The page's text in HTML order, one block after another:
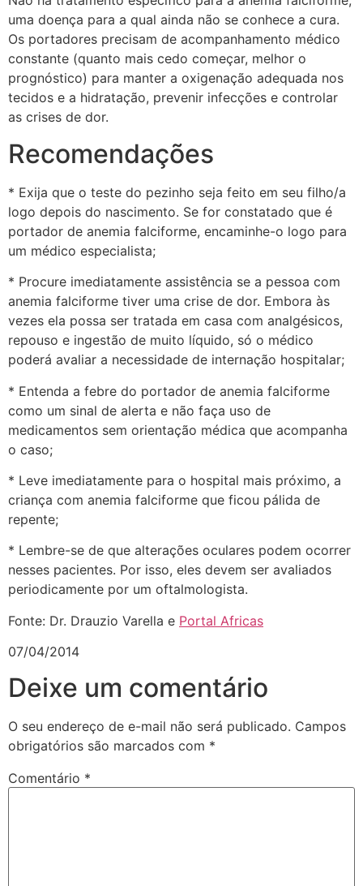
uma doença para a qual ainda não se conhece a cura.
Os portadores precisam de acompanhamento médico
constante (quanto mais cedo começar, melhor o
prognóstico) para manter a oxigenação adequada nos
tecidos e a hidratação, prevenir infecções e controlar
as crises de dor.
Recomendações
* Exija que o teste do pezinho seja feito em seu filho/a
logo depois do nascimento. Se for constatado que é
portador de anemia falciforme, encaminhe-o logo para
um médico especialista;
* Procure imediatamente assistência se a pessoa com
anemia falciforme tiver uma crise de dor. Embora às
vezes ela possa ser tratada em casa com analgésicos,
repouso e ingestão de muito líquido, só o médico
poderá avaliar a necessidade de internação hospitalar;
* Entenda a febre do portador de anemia falciforme
como um sinal de alerta e não faça uso de
medicamentos sem orientação médica que acompanha
o caso;
* Leve imediatamente para o hospital mais próximo, a
criança com anemia falciforme que ficou pálida de
repente;
* Lembre-se de que alterações oculares podem ocorrer
nesses pacientes. Por isso, eles devem ser avaliados
periodicamente por um oftalmologista.
Fonte: Dr. Drauzio Varella e Portal Africas
07/04/2014
Deixe um comentário
O seu endereço de e-mail não será publicado. Campos
obrigatórios são marcados com *
Comentário *